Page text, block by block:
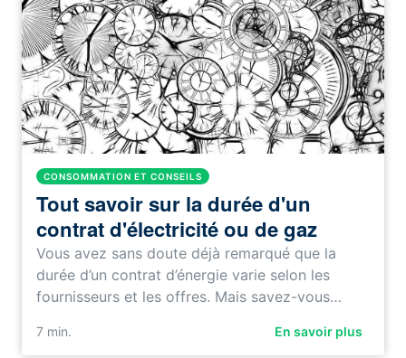
CONSOMMATION ET CONSEILS
Tout savoir sur la durée d'un
contrat d'électricité ou de gaz
Vous avez sans doute déjà remarqué que la
durée d’un contrat d’énergie varie selon les
fournisseurs et les offres. Mais savez-vous…
7 min. En savoir plus